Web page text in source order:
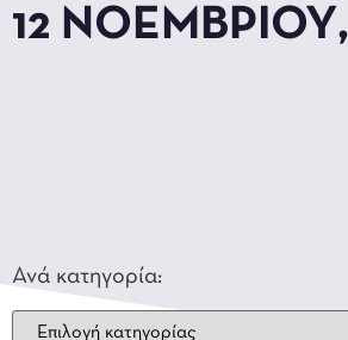
12 ΝΟΕΜΒΡΊΟΥ,
Ανά κατηγορία: